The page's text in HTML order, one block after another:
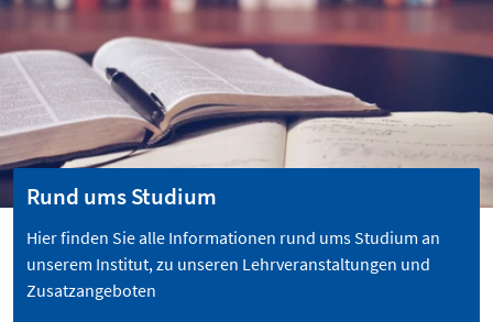
Rund ums Studium
Hier finden Sie alle Informationen rund ums Studium an
unserem Institut, zu unseren Lehrveranstaltungen und
Zusatzangeboten